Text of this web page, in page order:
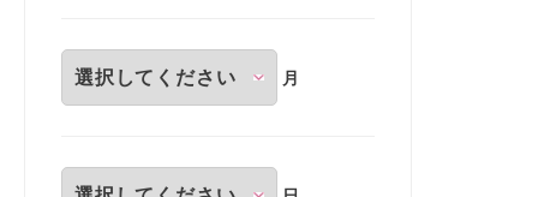
月